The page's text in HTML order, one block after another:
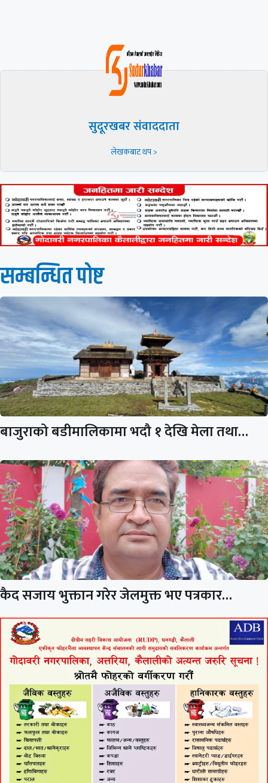
सुदूरखबर संवाददाता
लेखकबाट थप >
सम्बन्धित पाेष्ट
बाजुराको बडीमालिकामा भदौ १ देखि मेला तथा…
कैद सजाय भुक्तान गरेर जेलमुक्त भए पत्रकार…